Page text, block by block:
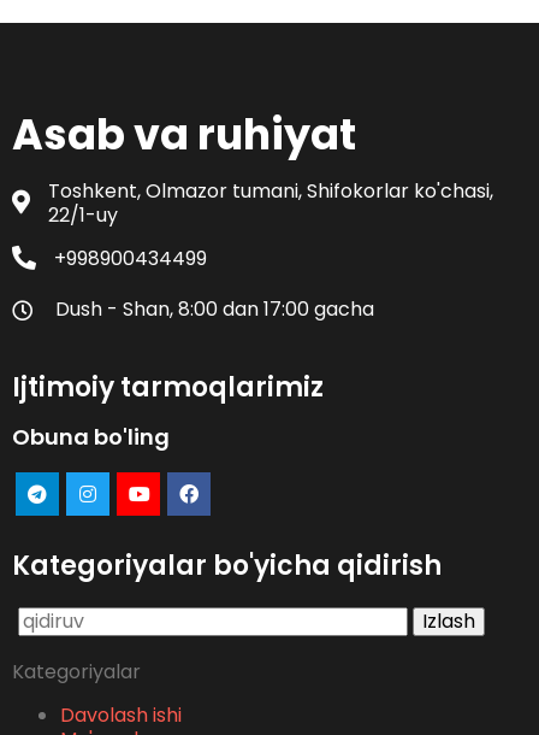
Asab va ruhiyat
Toshkent, Olmazor tumani, Shifokorlar ko'chasi,
22/1-uy
+998900434499
Dush - Shan, 8:00 dan 17:00 gacha
Ijtimoiy tarmoqlarimiz
Obuna bo'ling
Kategoriyalar bo'yicha qidirish
Qidirshish:
Kategoriyalar
Davolash ishi